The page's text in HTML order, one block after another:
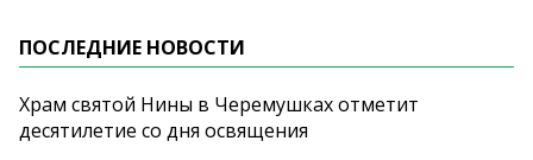
ПОСЛЕДНИЕ НОВОСТИ
Храм святой Нины в Черемушках отметит
десятилетие со дня освящения